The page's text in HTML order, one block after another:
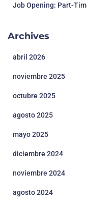
Job Opening: Part-
Archives
abril 2026
noviembre 2025
octubre 2025
agosto 2025
mayo 2025
diciembre 2024
noviembre 2024
agosto 2024